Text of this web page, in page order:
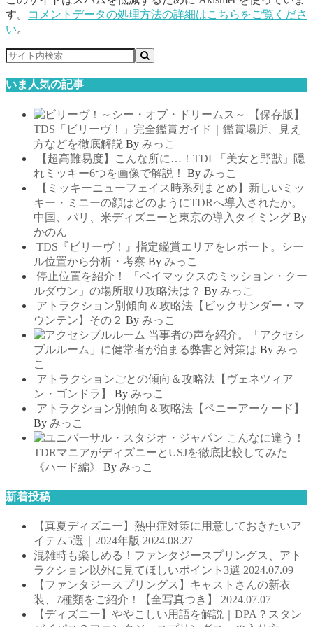
す。
コメントデータの処理方法の詳細はこちらをご覧くださ
い。
いま人気の記事
【保存版】
TDS「ビリーヴ！」完全鑑賞ガイド｜鑑賞場所、見え
方などを徹底解説 By みっこ
【超高難易度】こんな所に…！TDL「美女と野獣」隠
れミッキー6つを画像で解説！
By みっこ
【ミッキーニューフェイス時系列まとめ】新しいミッ
キー・ミニーの顔はどのようにTDRへ導入されたか。
中国、パリ、米ディズニーと東京の導入タイミング By
かのん
TDS『ビリーヴ！』指定鑑賞エリアをレポート。シー
ル位置から分析・考察 By みっこ
停止位置を紹介！ 「ベイマックスのミッション・クー
ルダウン」の場所取り攻略法は？ By みっこ
アトラクション別傾向＆攻略法【ビックサンダー・マ
ウンテン】その２ By みっこ
当事者の声を紹介。「アクセシ
ブルルーム」に健常者が泊まる弊害と対策は By みっ
こ
アトラクションごとの傾向＆攻略法【ヴェネツィア
ン・ゴンドラ】
By みっこ
アトラクション別傾向＆攻略法【ペニーアーケード】
By みっこ
こんなに違う！
TDRマニアがディズニーとUSJを徹底比較してみた
《ハード編》
By みっこ
新着投稿
【真夏ディズニー】熱中症対策に用意しておきたいア
イテム5選｜2024年版 2024.08.27
混雑時も楽しめる！ファンタジースプリングス、アト
ラクション以外に見てほしいポイント3選 2024.07.09
【ファンタジースプリングス】キャストさんの新衣
装、7種類をご紹介！【全写真つき】 2024.07.07
【ディズニー】ややこしい用語を解説｜DPA？スタン